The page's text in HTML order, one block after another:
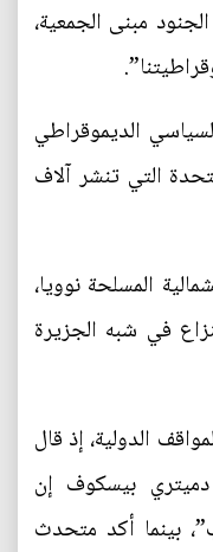
مبنى الجمعية،
الديموقراطي
التي تنشر آلاف
المسلحة نوويا،
في شبه الجزيرة
الدولية، إذ قال
دميتري بيسكوف إن
بينما أكد متحدث